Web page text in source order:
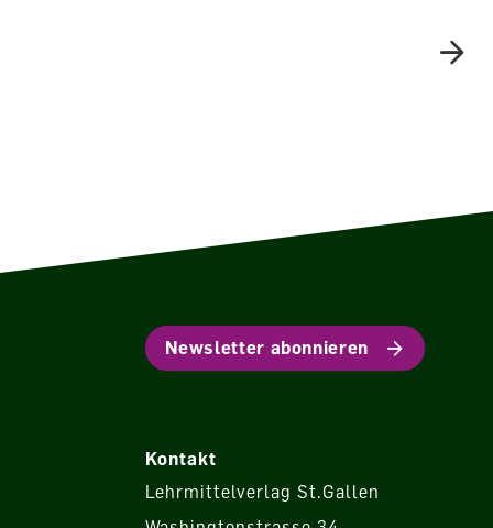
Newsletter abonnieren
Kontakt
Lehrmittelverlag St.Gallen